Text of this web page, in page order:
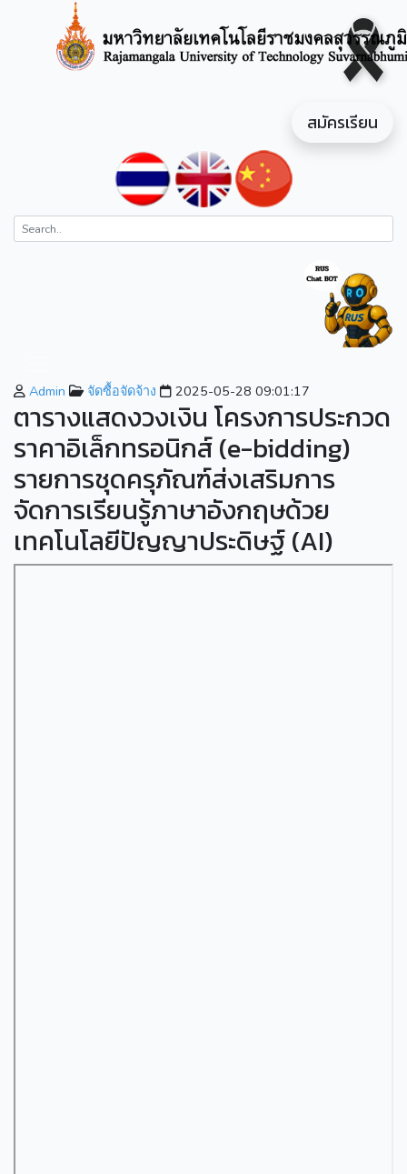
สมัครเรียน
Admin จัดซื้อจัดจ้าง 2025-05-28 09:01:17
ตารางแสดงวงเงิน โครงการประกวด
ราคาอิเล็กทรอนิกส์ (e-bidding)
รายการชุดครุภัณฑ์ส่งเสริมการ
จัดการเรียนรู้ภาษาอังกฤษด้วย
เทคโนโลยีปัญญาประดิษฐ์ (AI)